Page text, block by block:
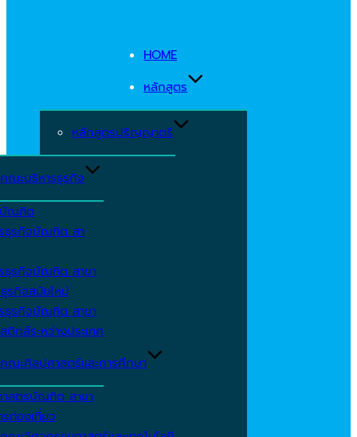
HOME
หลักสูตร
หลักสูตรปริญญาตรี
คณะบริหารธุรกิจ
ณฑิต
ธุรกิจบัณฑิต สา
ธุรกิจบัณฑิต สาขา
รกิจสมัยใหม่
ธุรกิจบัณฑิต สาขา
ติกส์ระหว่างประเทศ
คณะศิลปศาสตร์และการศึกษา
สตรบัณฑิต สาขา
ท่องเที่ยว